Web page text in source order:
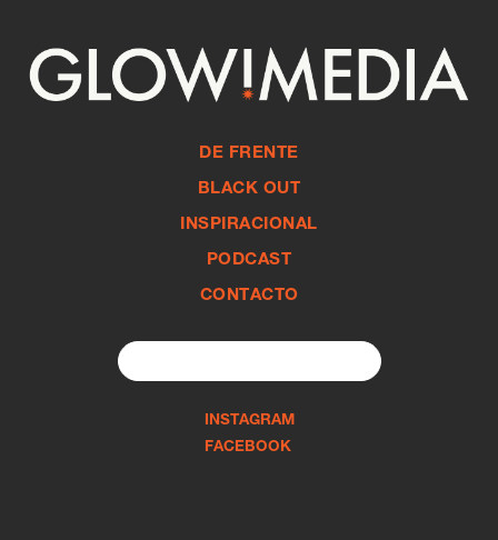
DE FRENTE
BLACK OUT
INSPIRACIONAL
PODCAST
CONTACTO
for:
INSTAGRAM
FACEBOOK